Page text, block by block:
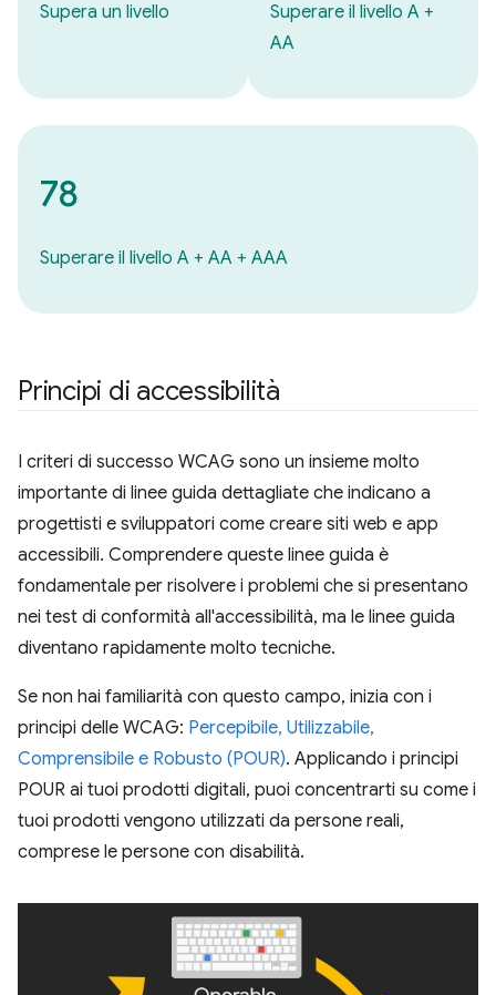
Supera un livello
Superare il livello A +
AA
78
Superare il livello A + AA + AAA
Principi di accessibilità
I criteri di successo WCAG sono un insieme molto
importante di linee guida dettagliate che indicano a
progettisti e sviluppatori come creare siti web e app
accessibili. Comprendere queste linee guida è
fondamentale per risolvere i problemi che si presentano
nei test di conformità all'accessibilità, ma le linee guida
diventano rapidamente molto tecniche.
Se non hai familiarità con questo campo, inizia con i
principi delle WCAG: Percepibile, Utilizzabile,
Comprensibile e Robusto (POUR). Applicando i principi
POUR ai tuoi prodotti digitali, puoi concentrarti su come i
tuoi prodotti vengono utilizzati da persone reali,
comprese le persone con disabilità.